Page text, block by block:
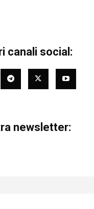
canali social:
newsletter: